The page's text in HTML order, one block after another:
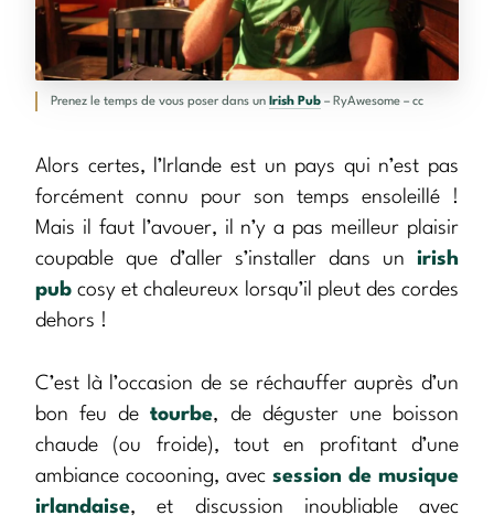
Prenez le temps de vous poser dans un Irish Pub – RyAwesome – cc
Alors certes, l’Irlande est un pays qui n’est pas
forcément connu pour son temps ensoleillé !
Mais il faut l’avouer, il n’y a pas meilleur plaisir
coupable que d’aller s’installer dans un irish
pub cosy et chaleureux lorsqu’il pleut des cordes
dehors !
C’est là l’occasion de se réchauffer auprès d’un
bon feu detourbe, de déguster une boisson
chaude (ou froide), tout en profitant d’une
ambiance cocooning, avec session de musique
irlandaise, et discussion inoubliable avec